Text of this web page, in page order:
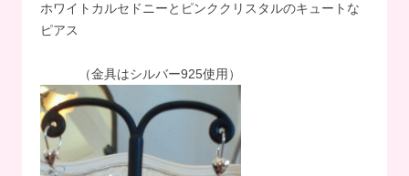
ホワイトカルセドニーとピンククリスタルのキュートな
ピアス
（金具はシルバー925使用）